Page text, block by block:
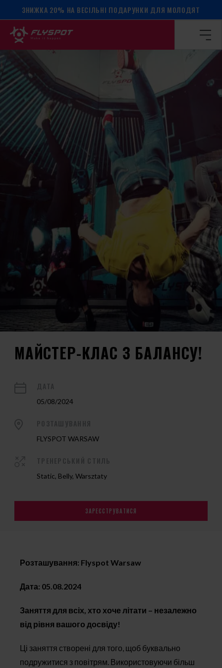
ЗНИЖКА 20% НА ВЕСІЛЬНІ ПОДАРУНКИ ДЛЯ МОЛОДЯТ
Головна сторінка / Календар подій / МАЙСТЕР-КЛАС З
МАЙСТЕР-КЛАС З БАЛАНСУ!
05/08/2024
FLYSPOT WARSAW
Static, Belly, Warsztaty
ЗАРЕЄСТРУВАТИСЯ
Розташування: Flyspot Warsaw
Дата: 05.08.2024
Заняття для всіх, хто хоче літати – незалежно
від рівня вашого досвіду!
Ці заняття створені для того, щоб буквально
подружитися з повітрям. Використовуючи більш